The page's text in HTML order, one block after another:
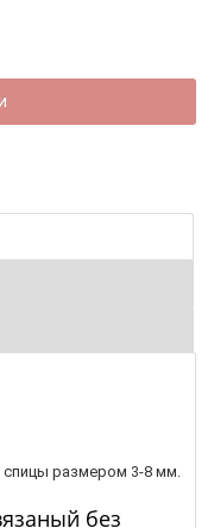
спицы размером 3-8 мм.
без